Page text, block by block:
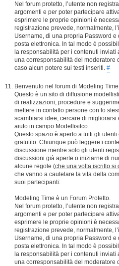
Nel forum protetto, l’utente non
argomenti e per poter partecipare
esprimere le proprie opinioni è
registrazione prevede, normalmente,
Username, di una propria Password
posta elettronica. In tal modo è
la responsabilità per i contenuti inviati
una corresponsabilità del moderatore
caso alcun potere sui testi inseriti. #
Benvenuto nel forum di Modeling
Questo è un sito di diffusione
di realizzazioni, procedure e
mettere in contatto persone con lo
scambiarsi idee, cercare di migliorarsi
aiuto in campo Modellisitco.
Questo spazio è aperto a tutti gli
gratutito. Chiunque può leggere i
discussione mentre solo gli utenti
discussioni già aperte o iniziarne di
alcune regole (che una volta iscritto si
che vanno a cautelare la vita della
suoi partecipanti:
Modeling Time è un Forum Protetto.
Nel forum protetto, l’utente non
argomenti e per poter partecipare
esprimere le proprie opinioni è
registrazione prevede, normalmente,
Username, di una propria Password
posta elettronica. In tal modo è
la responsabilità per i contenuti inviati
una corresponsabilità del moderatore